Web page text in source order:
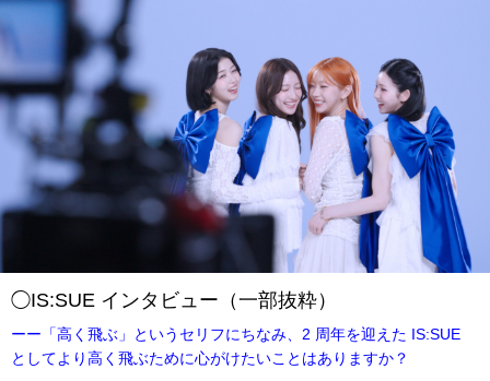
◯IS:SUE インタビュー（一部抜粋）
ーー「高く飛ぶ」というセリフにちなみ、2 周年を迎えた IS:SUE
としてより高く飛ぶために心がけたいことはありますか？